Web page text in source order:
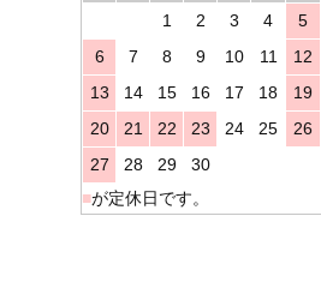
1
2 3 4
5
6
7 8 9 10 11
12
13
14 15 16 17 18
19
20
21 22 23 24 25
26
27
28 29
30
■が定休日です。